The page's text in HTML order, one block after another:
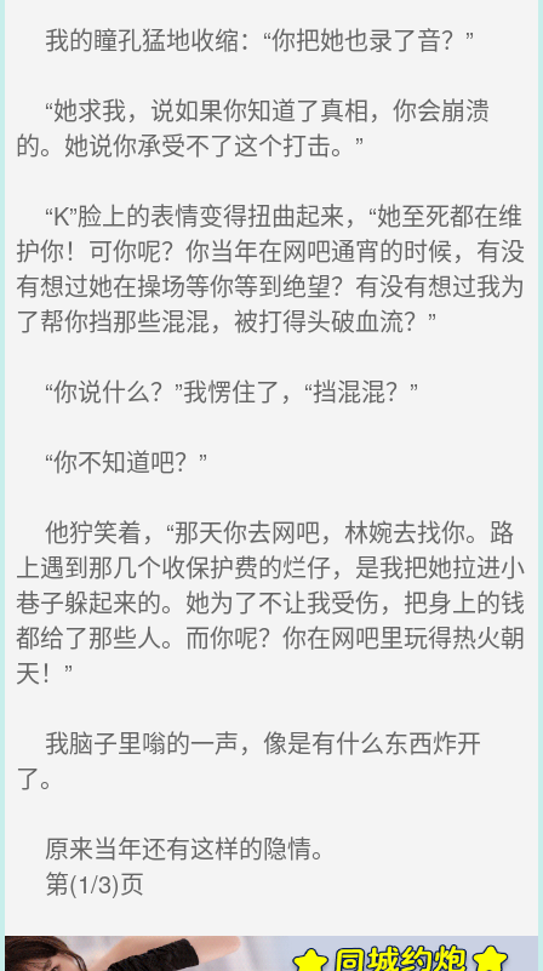
我的瞳孔猛地收缩：“你把她也录了音？”
“她求我，说如果你知道了真相，你会崩溃
的。她说你承受不了这个打击。”
“K”脸上的表情变得扭曲起来，“她至死都在维
护你！可你呢？你当年在网吧通宵的时候，有没
有想过她在操场等你等到绝望？有没有想过我为
了帮你挡那些混混，被打得头破血流？”
“你说什么？”我愣住了，“挡混混？”
“你不知道吧？”
他狞笑着，“那天你去网吧，林婉去找你。路
上遇到那几个收保护费的烂仔，是我把她拉进小
巷子躲起来的。她为了不让我受伤，把身上的钱
都给了那些人。而你呢？你在网吧里玩得热火朝
天！”
我脑子里嗡的一声，像是有什么东西炸开
了。
原来当年还有这样的隐情。
第(1/3)页